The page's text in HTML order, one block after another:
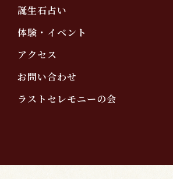
誕生石占い
体験・イベント
アクセス
お問い合わせ
ラストセレモニーの会